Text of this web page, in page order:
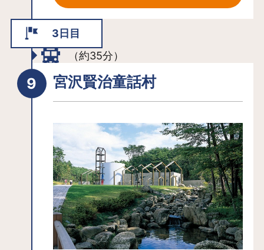
を比べてみるのも面白そう！
詩人・童話作家の宮沢賢治が愛した郷
里である花巻にはゆかりのスポットも
多数点在。「花巻温泉」にあるバラ園
は約5,000坪の広大な敷地に約450種以
上のバラが咲き誇り、季節ごとに違っ
た色合いで訪れる人を楽しませてくれ
ます。宮沢賢治が設計した日時計もあ
ります。花巻温泉を流れる台川には
「釜淵の滝」があり周辺の遊歩道は散
策にぴったり。清流の音を聞きなが
ら、ゆっくりとした時間の流れを楽し
めます。
周辺には「宮沢賢治記念館」「宮沢賢
治童話村」などがあり、彼と同じく花
3日目
（約35分）
宮沢賢治童話村